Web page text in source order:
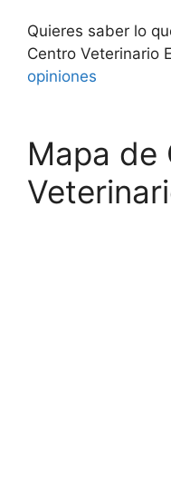
Quieres saber lo
Centro Veterinario
opiniones
Mapa de